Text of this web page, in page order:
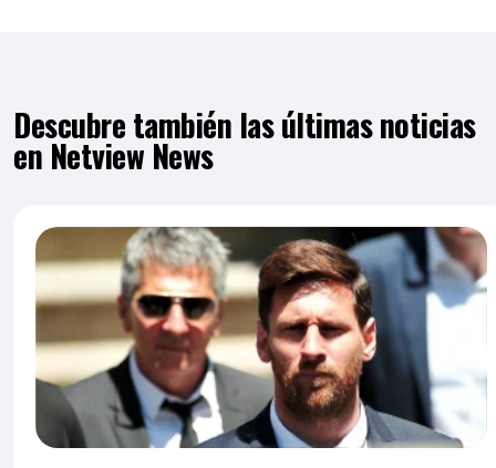
Descubre también las últimas noticias
en Netview News